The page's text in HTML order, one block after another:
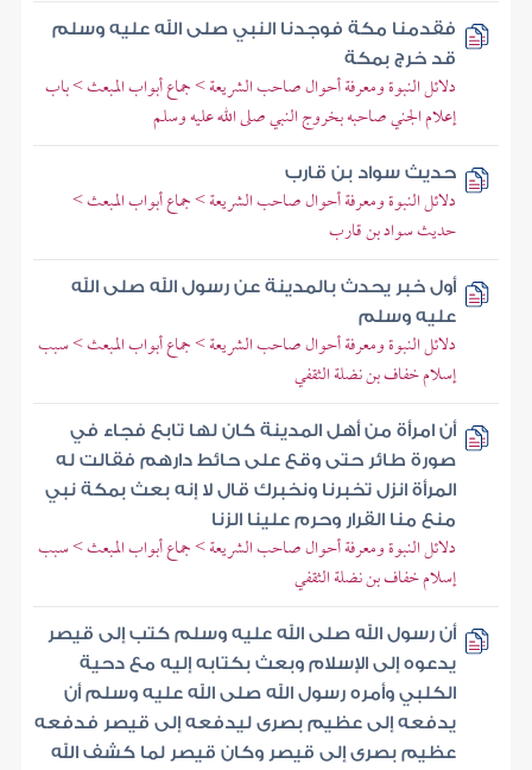
فقدمنا مكة فوجدنا النبي صلى الله عليه وسلم
قد خرج بمكة
دلائل النبوة ومعرفة أحوال صاحب الشريعة > جماع أبواب المبعث > باب
إعلام الجني صاحبه بخروج النبي صلى الله عليه وسلم
حديث سواد بن قارب
دلائل النبوة ومعرفة أحوال صاحب الشريعة > جماع أبواب المبعث >
حديث سواد بن قارب
أول خبر يحدث بالمدينة عن رسول الله صلى الله
عليه وسلم
دلائل النبوة ومعرفة أحوال صاحب الشريعة > جماع أبواب المبعث > سبب
إسلام خفاف بن نضلة الثقفي
أن امرأة من أهل المدينة كان لها تابع فجاء في
صورة طائر حتى وقع على حائط دارهم فقالت له
المرأة انزل تخبرنا ونخبرك قال لا إنه بعث بمكة نبي
منع منا القرار وحرم علينا الزنا
دلائل النبوة ومعرفة أحوال صاحب الشريعة > جماع أبواب المبعث > سبب
إسلام خفاف بن نضلة الثقفي
أن رسول الله صلى الله عليه وسلم كتب إلى قيصر
يدعوه إلى الإسلام وبعث بكتابه إليه مع دحية
الكلبي وأمره رسول الله صلى الله عليه وسلم أن
يدفعه إلى عظيم بصرى ليدفعه إلى قيصر فدفعه
عظيم بصرى إلى قيصر وكان قيصر لما كشف الله